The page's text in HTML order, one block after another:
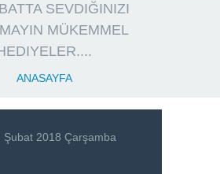
ÜRÜNLER
SEVDIĞINIZI
MÜKEMMEL
ANASAYFA
Şubat 2018 Çarşamba